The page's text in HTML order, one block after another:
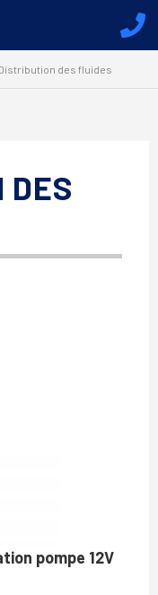
des fluides
DES
pompe 12V